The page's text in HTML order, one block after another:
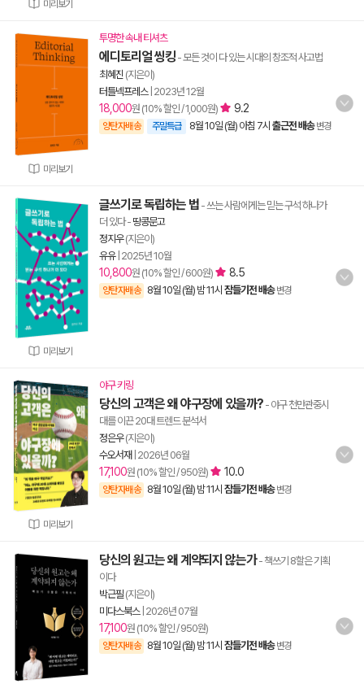
미리보기
미리보기
투명한 속내 티셔츠
에디토리얼 씽킹 - 모든 것이 다 있는 시대의 창조적 사고법
최혜진 (지은이)
터틀넥프레스| 2023년 12월
18,000원 (10% 할인 / 1,000원) 9.2
양탄자배송 주말특급 8월 10일 (월) 아침 7시 출근전 배송 변경
미리보기
글쓰기로 독립하는 법 - 쓰는 사람에게는 믿는 구석 하나가
더 있다- 땅콩문고
정지우(지은이)
유유| 2025년 10월
10,800원 (10% 할인 / 600원) 8.5
양탄자배송 8월 10일 (월) 밤 11시 잠들기전 배송 변경
미리보기
야구 키링
당신의 고객은 왜 야구장에 있을까? - 야구 천만관중시
대를 이끈 20대 트렌드 분석서
정은우(지은이)
수오서재 2026년 06월
17,100원 (10% 할인 / 950원) 10.0
양탄자배송 8월 10일 (월) 밤 11시 잠들기전 배송 변경
당신의 원고는 왜 계약되지 않는가- 책쓰기 8할은 기획
이다
박근필 (지은이)
미다스북스| 2026년 07월
17,100원 (10% 할인 / 950원)
양탄자배송 8월 10일 (월) 밤 11시 잠들기전 배송 변경